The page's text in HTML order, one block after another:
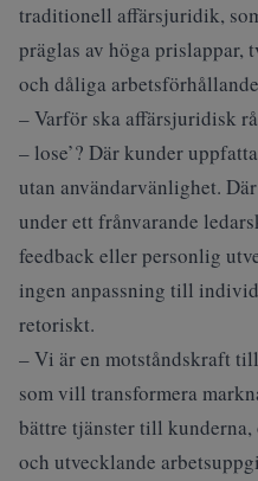
traditionell affärsjuridik,
präglas av höga prislappar,
och dåliga
– Varför ska affärsjuridisk
– lose’? Där kunder
utan användarvänlighet.
under ett frånvarande
feedback eller personlig
ingen anpassning till
retoriskt.
– Vi är en motståndskraft
som vill transformera
bättre tjänster till kunderna,
och utvecklande